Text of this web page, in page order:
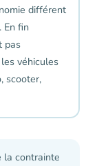
différent
En fin
pas
véhicules
scooter,
la contrainte